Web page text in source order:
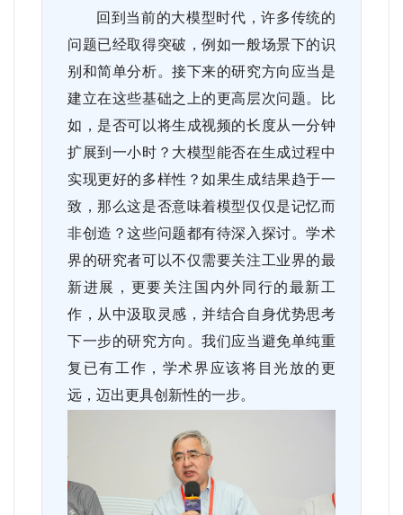
回到当前的大模型时代，许多传统的
问题已经取得突破，例如一般场景下的识
别和简单分析。接下来的研究方向应当是
建立在这些基础之上的更高层次问题。比
如，是否可以将生成视频的长度从一分钟
扩展到一小时？大模型能否在生成过程中
实现更好的多样性？如果生成结果趋于一
致，那么这是否意味着模型仅仅是记忆而
非创造？这些问题都有待深入探讨。学术
界的研究者可以不仅需要关注工业界的最
新进展，更要关注国内外同行的最新工
作，从中汲取灵感，并结合自身优势思考
下一步的研究方向。我们应当避免单纯重
复已有工作，学术界应该将目光放的更
远，迈出更具创新性的一步。